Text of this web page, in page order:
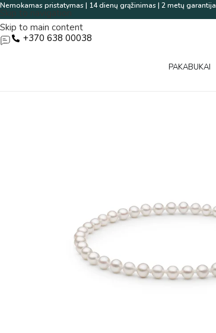
Skip to navigation
Skip to main content
Nemokamas pristatymas | 14 dienų grąžinimas | 2 metų garantija
+370 638 00038
PAKABUKAI